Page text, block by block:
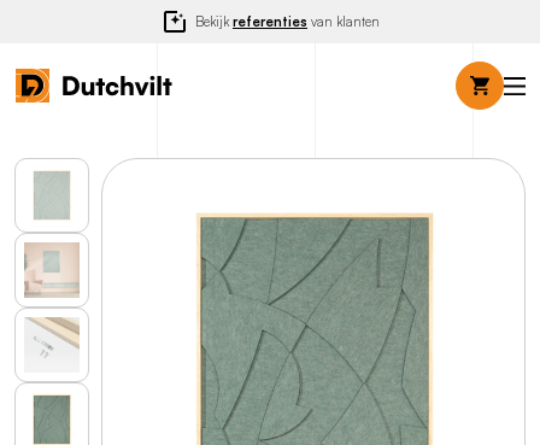
Bekijk referenties van klanten